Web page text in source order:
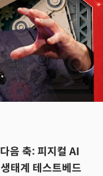
음 축: 피지컬 AI
태계 테스트베드